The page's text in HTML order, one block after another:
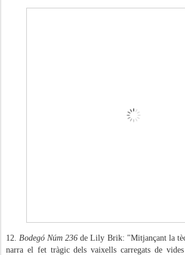
12. Bodegó Núm 236 de Lily Brik: "Mitjançant la
narra el fet tràgic dels vaixells carregats de